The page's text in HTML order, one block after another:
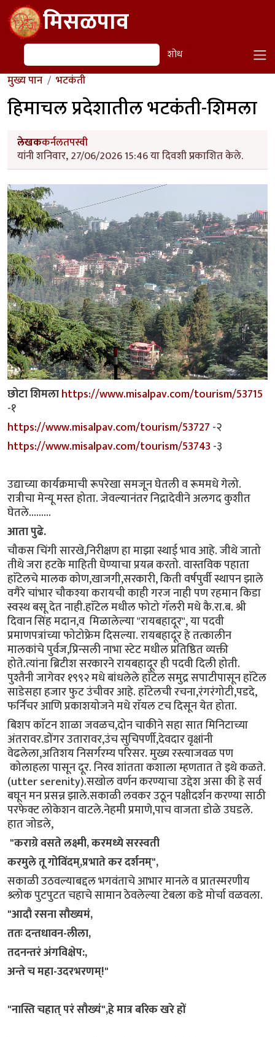
Skip to main contentमिसळपाव
शोध शोध
मुख्य पान भटकंती
हिमाचल प्रदेशातील भटकंती-शिमला
लेखककर्नलतपस्वी
यांनी शनिवार, 27/06/2026 15:46 या दिवशी प्रकाशित केले.
छोटा शिमलाhttps://www.misalpav.com/tourism/53715
-१
https://www.misalpav.com/tourism/53727-२
https://www.misalpav.com/tourism/53743-३
उद्याच्या कार्यक्रमाची रूपरेखा समजून घेतली व रूममधे गेलो.
रात्रीचा मेन्यू मस्त होता. जेवल्यानंतर निद्रादेवीने अलगद कुशीत
घेतले.........
आता पुढे.
चौकस चिंगी सारखे,निरीक्षण हा माझा स्थाई भाव आहे. जीथे जातो
तीथे जरा हटके माहिती घेण्याचा प्रयत्न करतो. वास्तविक पहाता
हाॅटेलचे मालक कोण,खाजगी,सरकारी, किती वर्षपुर्वी स्थापन झाले
वगैरे चांभार चौकश्या करायची काही गरज नाही पण रहमान किडा
स्वस्थ बसू देत नाही.हाॅटेल मधील फोटो गॅलरी मधे कै.रा.ब. श्री
दिवान सिंह मदान,व मिळालेल्या "रायबहादूर", या पदवी
प्रमाणपत्रांच्या फोटोफ्रेम दिसल्या. रायबहादूर हे तत्कालीन
मालकांचे पुर्वज,प्रिन्सली नाभा स्टेट मधील प्रतिष्ठित व्यक्ती
होते.त्यांना ब्रिटीश सरकारने रायबहादूर ही पदवी दिली होती.
पुश्तैनी जागेवर १९९२ मधे बांधलेले हाॅटेल समुद्र सपाटीपासून हाॅटेल
साडेसहा हजार फुट उंचीवर आहे. हाॅटेलची रचना,रंगरंगोटी,पडदे,
फर्निचर आणि प्रकाशयोजने मधे राॅयल टच दिसून येत होता.
बिशप काॅटन शाळा जवळच,दोन चाकीने सहा सात मिनिटाच्या
अंतरावर.डोंगर उतारावर,उंच सुचिपर्णी,देवदार वृक्षांनी
वेढलेला,अतिशय निसर्गरम्य परिसर. मुख्य रस्त्याजवळ पण
कोलाहला पासून दूर. निरव शांतता कशाला म्हणतात ते इथे कळते.
(utter serenity).सखोल वर्णन करण्याचा उद्देश असा की हे सर्व
बघून मन प्रसन्न झाले.सकाळी लवकर उठून पक्षीदर्शन करण्या साठी
परफेक्ट लोकेशन वाटले.नेहमी प्रमाणे,पाच वाजता डोळे उघडले.
हात जोडले,
"कराग्रे वसते लक्ष्मी, करमध्ये सरस्वती
करमुले तू गोविंदम्,प्रभाते कर दर्शनम्",
सकाळी उठवल्याबद्दल भगवंताचे आभार मानले व प्रातस्मरणीय
श्र्लोक पुटपुटत चहाचे सामान ठेवलेल्या टेबला कडे मोर्चा वळवला.
​"आदौ रसना सौख्यमं,
ततः दन्तधावन-लीला,
तदनन्तरं अंगविक्षेप:,
अन्ते च महा-उदरभरणम्!"
​"नास्ति चहात् परं सौख्यं",हे मात्र बरिक खरे हों